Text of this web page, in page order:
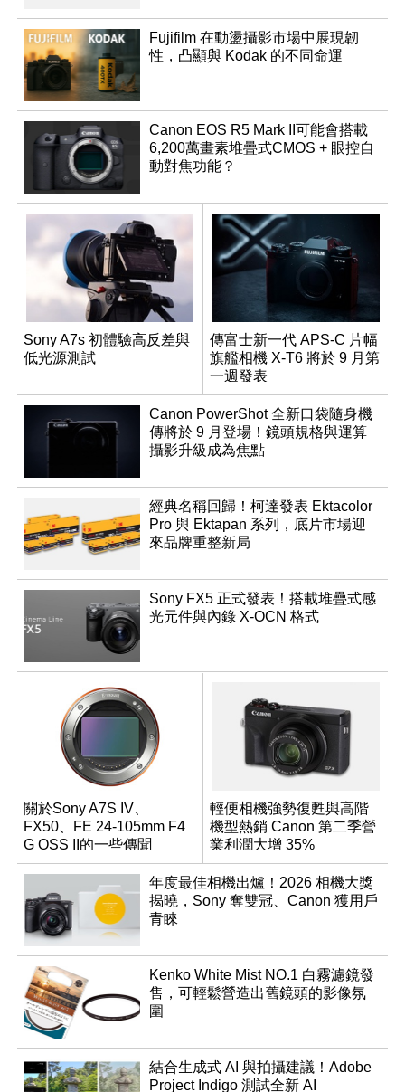
Fujifilm 在動盪攝影市場中展現韌
性，凸顯與 Kodak 的不同命運
Canon EOS R5 Mark II可能會搭載
6,200萬畫素堆疊式CMOS + 眼控自
動對焦功能？
Sony A7s 初體驗高反差與
低光源測試
傳富士新一代 APS-C 片幅
旗艦相機 X-T6 將於 9 月第
一週發表
Canon PowerShot 全新口袋隨身機
傳將於 9 月登場！鏡頭規格與運算
攝影升級成為焦點
經典名稱回歸！柯達發表 Ektacolor
Pro 與 Ektapan 系列，底片市場迎
來品牌重整新局
Sony FX5 正式發表！搭載堆疊式感
光元件與內錄 X-OCN 格式
關於Sony A7S IV、
FX50、FE 24-105mm F4
G OSS II的一些傳聞
輕便相機強勢復甦與高階
機型熱銷 Canon 第二季營
業利潤大增 35%
年度最佳相機出爐！2026 相機大獎
揭曉，Sony 奪雙冠、Canon 獲用戶
青睞
Kenko White Mist NO.1 白霧濾鏡發
售，可輕鬆營造出舊鏡頭的影像氛
圍
結合生成式 AI 與拍攝建議！Adobe
Project Indigo 測試全新 AI